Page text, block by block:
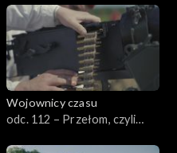
Wojownicy czasu
odc. 112 – Przełom, czyli